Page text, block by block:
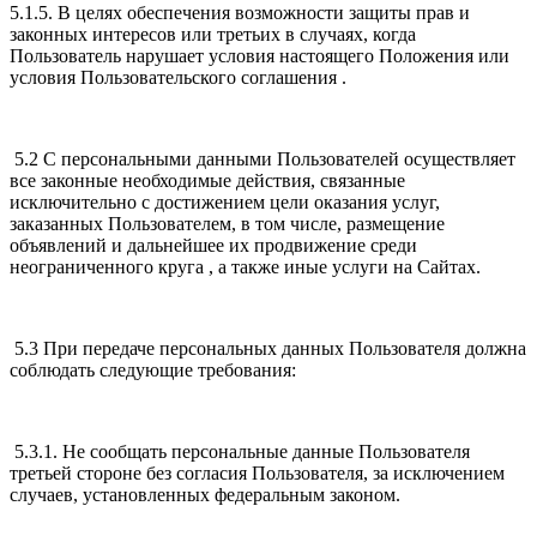
5.1.5. В целях обеспечения возможности защиты прав и
законных интересов или третьих в случаях, когда
Пользователь нарушает условия настоящего Положения или
условия Пользовательского соглашения .
5.2 С персональными данными Пользователей осуществляет
все законные необходимые действия, связанные
исключительно с достижением цели оказания услуг,
заказанных Пользователем, в том числе, размещение
объявлений и дальнейшее их продвижение среди
неограниченного круга , а также иные услуги на Сайтах.
5.3 При передаче персональных данных Пользователя должна
соблюдать следующие требования:
5.3.1. Не сообщать персональные данные Пользователя
третьей стороне без согласия Пользователя, за исключением
случаев, установленных федеральным законом.